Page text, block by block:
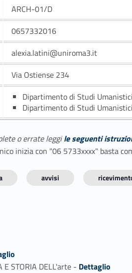
ARCH-01/D
0657332016
alexia.latini@uniroma3.it
Via Ostiense 234
Dipartimento di Studi Umanistici
Dipartimento di Studi Umanistici
o errate leggile seguenti
inizia con "06 5733xxxx" basta
avvisi
STORIA DELL'arte - Link identifier #identifier_person_170666-2
Dettaglio